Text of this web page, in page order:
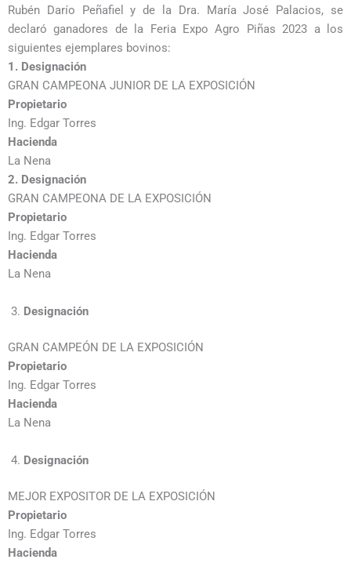
Rubén Darío Peñafiel y de la Dra. María José Palacios, se
declaró ganadores de la Feria Expo Agro Piñas 2023 a los
siguientes ejemplares bovinos:
1. Designación
GRAN CAMPEONA JUNIOR DE LA EXPOSICIÓN
Propietario
Ing. Edgar Torres
Hacienda
La Nena
2. Designación
GRAN CAMPEONA DE LA EXPOSICIÓN
Propietario
Ing. Edgar Torres
Hacienda
La Nena
Designación
GRAN CAMPEÓN DE LA EXPOSICIÓN
Propietario
Ing. Edgar Torres
Hacienda
La Nena
Designación
MEJOR EXPOSITOR DE LA EXPOSICIÓN
Propietario
Ing. Edgar Torres
Hacienda